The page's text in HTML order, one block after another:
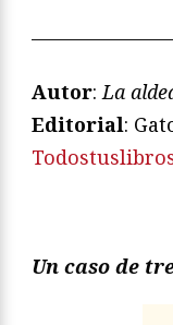
Autor:La
Editorial:
Un caso de